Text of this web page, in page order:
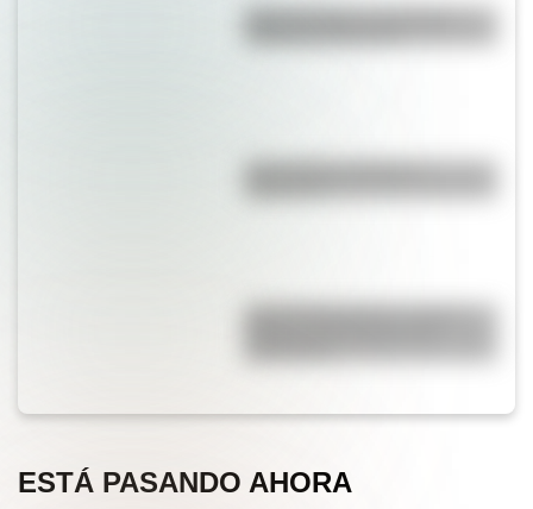
Duda resuelta: ¿es el Truco
José de San Martín: conocé
ESTÁ PASANDO AHORA